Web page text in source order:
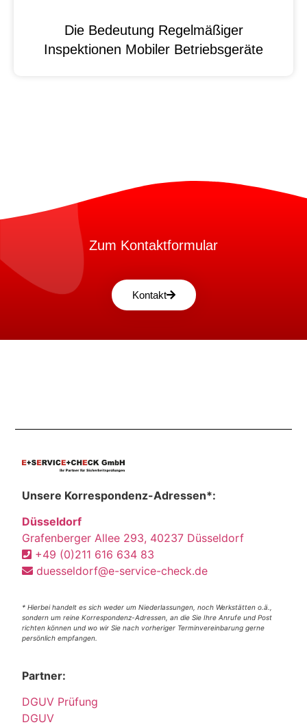
Die Bedeutung Regelmäßiger
Inspektionen Mobiler Betriebsgeräte
Zum Kontaktformular
Kontakt
Unsere Korrespondenz-Adressen*:
Düsseldorf
Grafenberger Allee 293, 40237 Düsseldorf
+49 (0)211 616 634 83
duesseldorf@e-service-check.de
* Hierbei handelt es sich weder um Niederlassungen, noch Werkstätten o.ä.,
sondern um reine Korrespondenz-Adressen, an die Sie Ihre Anrufe und Post
richten können und wo wir Sie nach vorheriger Terminvereinbarung gerne
persönlich empfangen.
Partner:
DGUV Prüfung
DGUV